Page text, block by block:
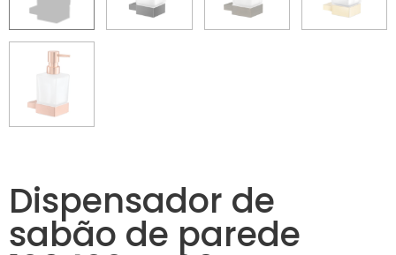
Dispensador de
sabão de parede